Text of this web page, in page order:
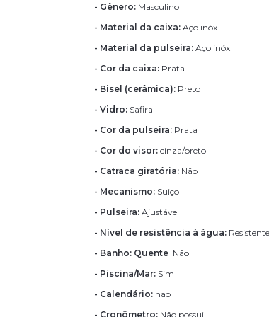
- Gênero: Masculino
- Material da caixa: Aço inóx
- Material da pulseira: Aço inóx
- Cor da caixa: Prata
- Bisel (cerâmica): Preto
- Vidro: Safira
- Cor da pulseira: Prata
- Cor do visor: cinza/preto
- Catraca giratória: Não
- Mecanismo: Suiço
- Pulseira: Ajustável
- Nível de resistência à água:
- Banho: Quente Não
- Piscina/Mar: Sim
- Calendário: não
- Cronômetro: Não possui